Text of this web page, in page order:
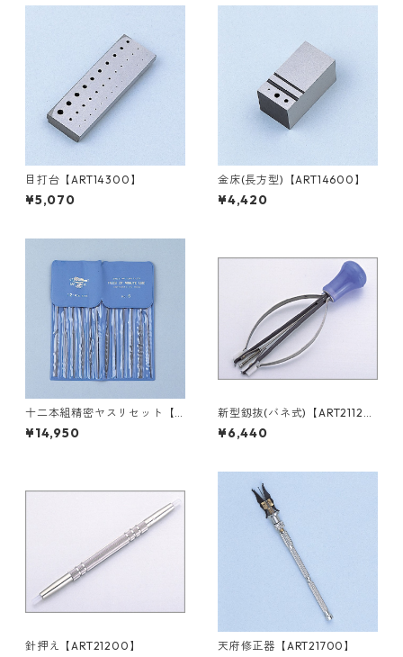
目打台【ART14300】
¥5,070
金床(長方型)【ART14600】
¥4,420
十二本組精密ヤスリセット【A
RT19700】
¥14,950
新型釼抜(バネ式)【ART2112
0】
¥6,440
針押え【ART21200】 天府修正器【ART21700】